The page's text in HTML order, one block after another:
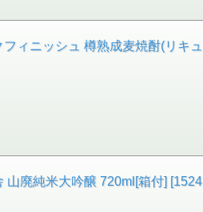
ィニッシュ 樽熟成麦焼酎(リキ
山廃純米大吟醸 720ml[箱付]